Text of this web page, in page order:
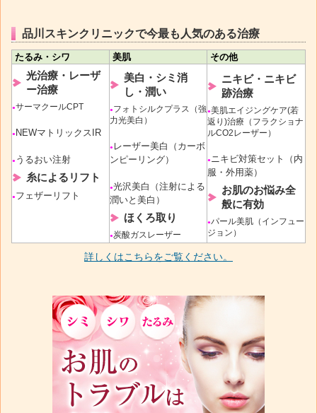
品川スキンクリニックで今最も人気のある治療
たるみ・シワ 美肌 その他
光治療・レーザ
ー治療
●サーマクールCPT
● NEWマトリックスIR
● うるおい注射
糸によるリフト
● フェザーリフト
美白・シミ消
し・潤い
● フォトシルクプラス（強
力光美白）
● レーザー美白（カーボ
ンピーリング）
●光沢美白（注射による
潤いと美白）
ほくろ取り
● 炭酸ガスレーザー
ニキビ・ニキビ
跡治療
●美肌エイジングケア(若
返り)治療（フラクショナ
ルCO2レーザー）
● ニキビ対策セット（内
服・外用薬）
お肌のお悩み全
般に有効
● パール美肌（インフュー
ジョン）
詳しくはこちらをご覧ください。